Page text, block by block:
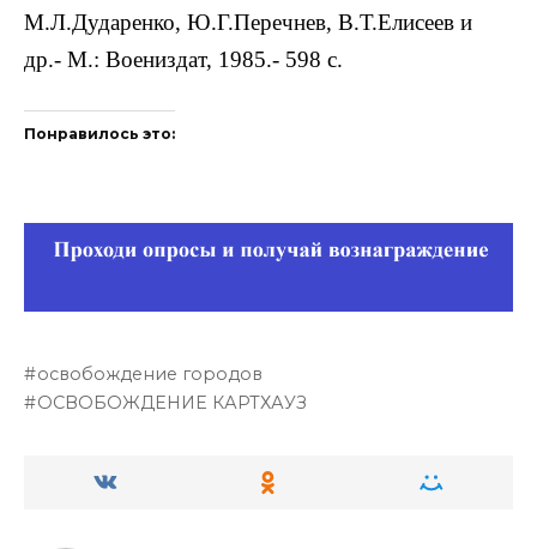
М.Л.Дударенко, Ю.Г.Перечнев, В.Т.Елисеев и
др.- М.: Воениздат, 1985.- 598 с.
Понравилось это:
освобождение городов
ОСВОБОЖДЕНИЕ КАРТХАУЗ